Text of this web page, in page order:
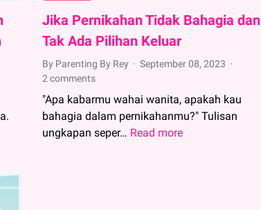
Jika Pernikahan Tidak Bahagia dan
Tak Ada Pilihan Keluar
By Parenting By Rey
September 08, 2023
2 comments
"Apa kabarmu wahai wanita, apakah kau
bahagia dalam pernikahanmu?" Tulisan
ungkapan seper… Read moreJika